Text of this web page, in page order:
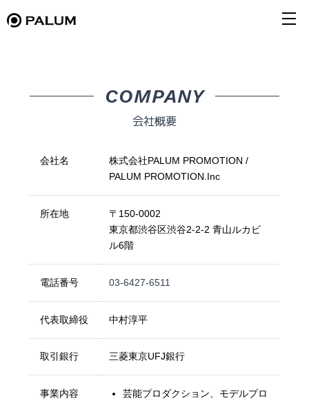
COMPANY
会社概要
会社名
株式会社PALUM PROMOTION /
PALUM PROMOTION.Inc
所在地
〒150-0002
東京都渋谷区渋谷2-2-2 青山ルカビ
ル6階
電話番号 03-6427-6511
代表取締役 中村淳平
取引銀行 三菱東京UFJ銀行
事業内容
芸能プロダクション、モデルプロ